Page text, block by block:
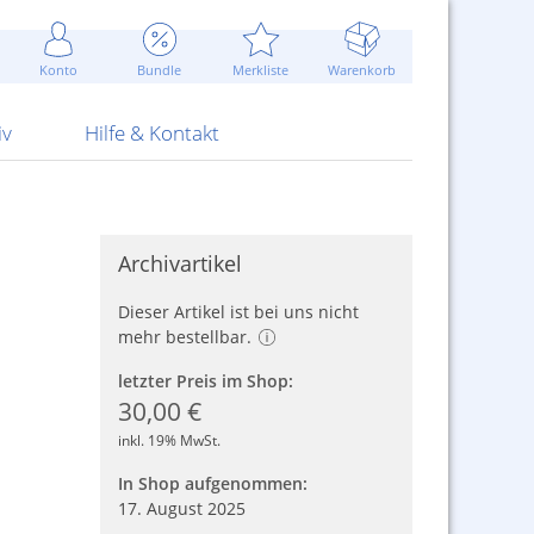
Konto Bundle Merkliste Warenkorb
Attrappen Blitzschnell...
Sommerpreise u.v.m.
ARS Pirotecnia
Hilfe & Kontakt
Kontaktformular
AGB
Archivartikel
Dieser Artikel ist bei uns nicht
mehr bestellbar.
letzter Preis im Shop:
30,00 €
inkl. 19% MwSt.
In Shop aufgenommen:
17. August 2025